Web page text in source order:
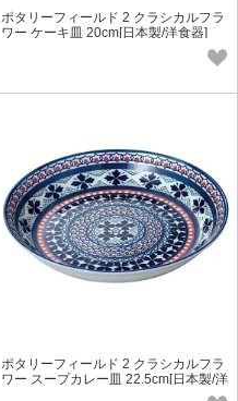
ポタリーフィールド 2 クラシカルフラ
ワー ケーキ皿 20cm[日本製/洋食器]
ポタリーフィールド 2 クラシカルフラ
ワー スープカレー皿 22.5cm[日本製/洋